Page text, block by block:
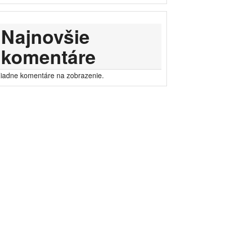
Najnovšie
komentáre
komentáre na zobrazenie.